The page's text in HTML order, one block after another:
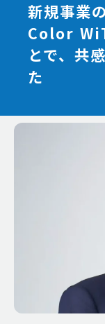
新規事業
Color
とで、共
た